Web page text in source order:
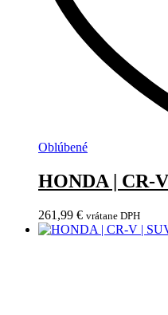
Oblúbené
HONDA | CR-
261,99 € vrátane DPH